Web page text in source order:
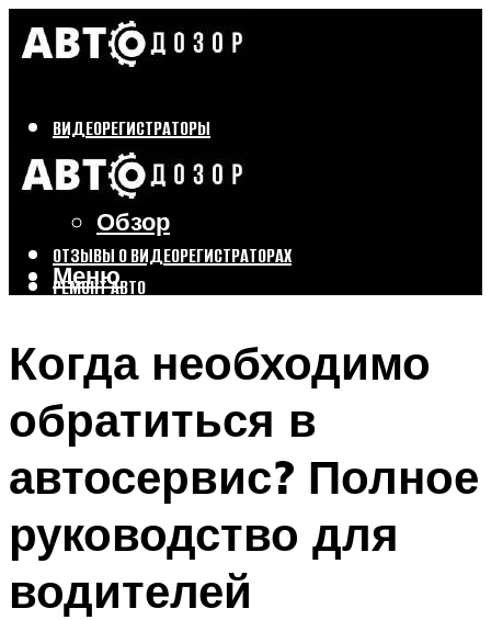
ВИДЕОРЕГИСТРАТОРЫ
Бренды
Выбор
Обзор
ОТЗЫВЫ О ВИДЕОРЕГИСТРАТОРАХ
РЕМОНТ АВТО
Меню
Меню
Когда необходимо
обратиться в
автосервис? Полное
руководство для
водителей